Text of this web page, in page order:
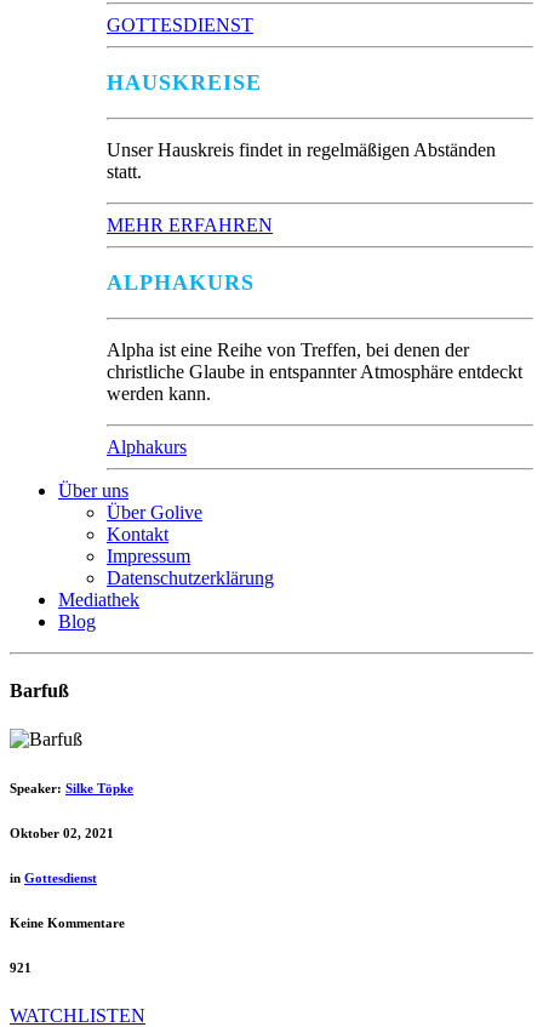
GOTTESDIENST
HAUSKREISE
Unser Hauskreis findet in regelmäßigen Abständen
statt.
MEHR ERFAHREN
ALPHAKURS
Alpha ist eine Reihe von Treffen, bei denen der
christliche Glaube in entspannter Atmosphäre entdeckt
werden kann.
Alphakurs
Über uns
Über Golive
Kontakt
Impressum
Datenschutzerklärung
Mediathek
Blog
Barfuß
Speaker: Silke Töpke
Oktober 02, 2021
in Gottesdienst
Keine Kommentare
921
WATCHLISTEN